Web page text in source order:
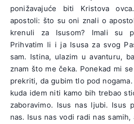
ponižavajuće biti Kristova
apostoli: što su oni znali o
krenuli za Isusom? Imali su
Prihvatim li i ja Isusa za svog
sam. Istina, ulazim u avanturu,
znam što me čeka. Ponekad mi
prekriti, da gubim tlo pod
kuda idem niti kamo bih trebao
zaboravimo. Isus nas ljubi. Isus
nas. Isus nas vodi radi nas